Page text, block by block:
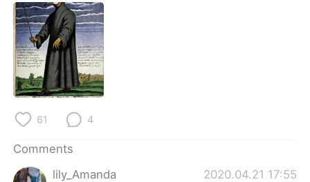
Русский
Indonesia
Türkçe
Português
61 4
Comments
lily_Amanda
2020.04.21 17:55